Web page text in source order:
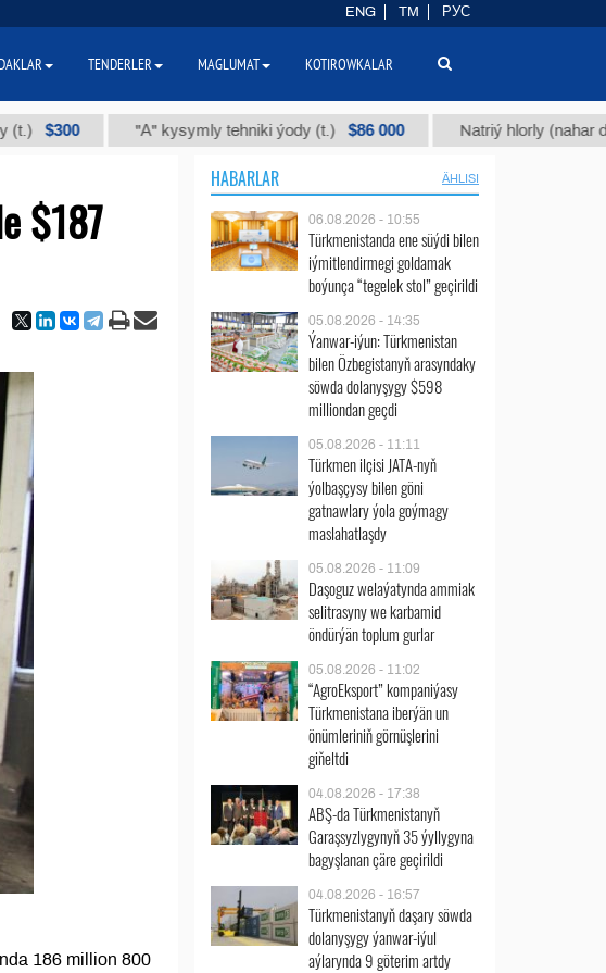
"А" kysymly tehniki ýody (t.) $86 000 Natriý hlorly (nahar duzy)
$187
186 million 800
HABARLAR ÄHLISI
06.08.2026 - 10:55
Türkmenistanda ene süýdi bilen
iýmitlendirmegi goldamak
boýunça “tegelek stol” geçirildi
05.08.2026 - 14:35
Ýanwar-iýun: Türkmenistan
bilen Özbegistanyň arasyndaky
söwda dolanyşygy $598
milliondan geçdi
05.08.2026 - 11:11
Türkmen ilçisi JATA-nyň
ýolbaşçysy bilen göni
gatnawlary ýola goýmagy
maslahatlaşdy
05.08.2026 - 11:09
Daşoguz welaýatynda ammiak
selitrasyny we karbamid
öndürýän toplum gurlar
05.08.2026 - 11:02
“AgroEksport” kompaniýasy
Türkmenistana iberýän un
önümleriniň görnüşlerini
giňeltdi
04.08.2026 - 17:38
ABŞ-da Türkmenistanyň
Garaşsyzlygynyň 35 ýyllygyna
bagyşlanan çäre geçirildi
04.08.2026 - 16:57
Türkmenistanyň daşary söwda
dolanyşygy ýanwar-iýul
aýlarynda 9 göterim artdy
ENG TM РУС
TENDERLER MAGLUMAT KOTIROWKALAR